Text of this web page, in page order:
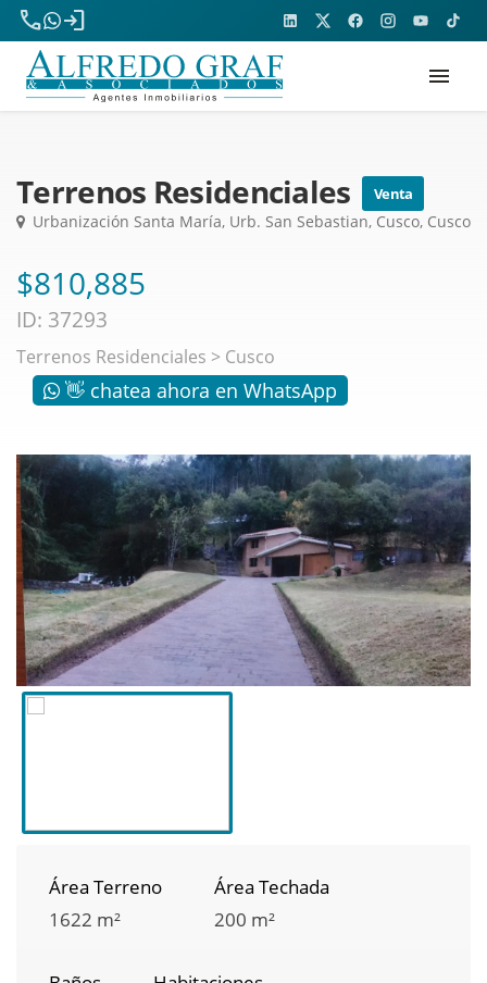
phone
login
menu
Terrenos Residenciales Venta
Urbanización Santa María, Urb. San Sebastian, Cusco, Cusco
$810,885
ID: 37293
Terrenos Residenciales > Cusco
👋 chatea ahora en WhatsApp
Área Terreno
1622 m²
Área Techada
200 m²